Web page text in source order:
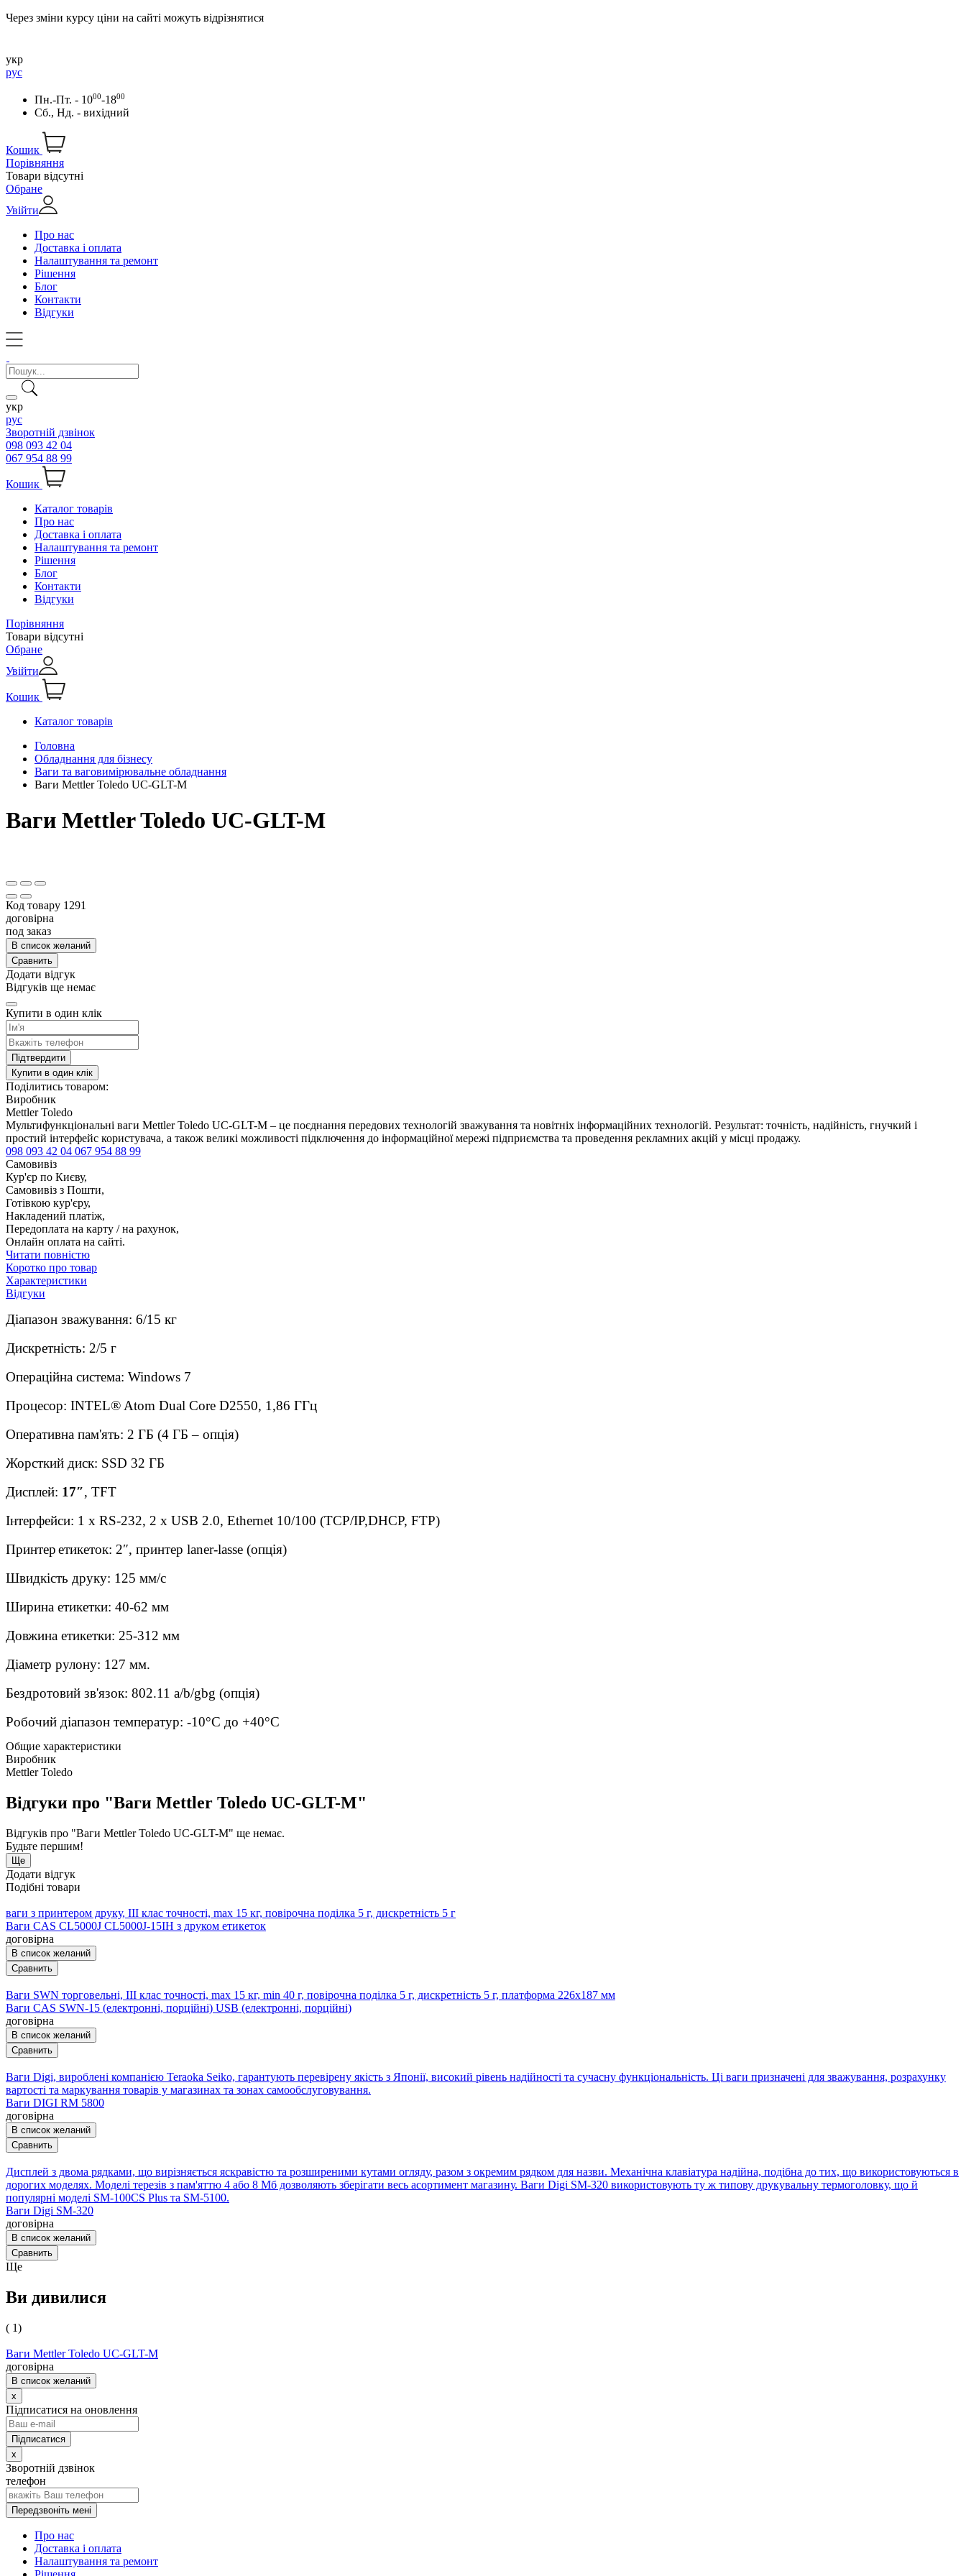
Через зміни курсу ціни на сайті можуть відрізнятися
укр
рус
Пн.-Пт. - 1000-1800
Сб., Нд. - вихідний
Кошик
Порівняння
Товари відсутні
Обране
Увійти
Про нас
Доставка і оплата
Налаштування та ремонт
Рішення
Блог
Контакти
Відгуки
укр
рус
Зворотній дзвінок
098 093 42 04
067 954 88 99
Кошик
Каталог товарів
Про нас
Доставка і оплата
Налаштування та ремонт
Рішення
Блог
Контакти
Відгуки
Порівняння
Товари відсутні
Обране
Увійти
Кошик
Каталог товарів
Головна
Обладнання для бізнесу
Ваги та ваговимірювальне обладнання
Ваги Mettler Toledo UC-GLT-M
Ваги Mettler Toledo UC-GLT-M
Код товару 1291
договірна
под заказ
В список желаний
Сравнить
Додати відгук
Відгуків ще немає
Купити в один клік
Підтвердити
Купити в один клік
Поділитись товаром:
Виробник
Mettler Toledo
Мультифункціональні ваги Mettler Toledo UC-GLT-M – це поєднання передових технологій зважування та новітніх інформаційних технологій. Результат: точність, надійність, гнучкий і
простий інтерфейс користувача, а також великі можливості підключення до інформаційної мережі підприємства та проведення рекламних акцій у місці продажу.
098 093 42 04 067 954 88 99
Самовивіз
Кур'єр по Києву,
Самовивіз з Пошти,
Готівкою кур'єру,
Накладений платіж,
Передоплата на карту / на рахунок,
Онлайн оплата на сайті.
Читати повністю
Коротко про товар
Характеристики
Відгуки
Діапазон зважування: 6/15 кг
Дискретність: 2/5 г
Операційна система: Windows 7
Процесор: INTEL® Atom Dual Core D2550, 1,86 ГГц
Оперативна пам'ять: 2 ГБ (4 ГБ – опція)
Жорсткий диск: SSD 32 ГБ
Дисплей: 17″, TFT
Інтерфейси: 1 x RS-232, 2 x USB 2.0, Ethernet 10/100 (TCP/IP,DHCP, FTP)
Принтеретикеток: 2″, принтер laner-lasse (опція)
Швидкість друку: 125 мм/с
Ширина етикетки: 40-62 мм
Довжина етикетки: 25-312 мм
Діаметр рулону: 127 мм.
Бездротовий зв'язок: 802.11 a/b/gbg (опція)
Робочий діапазон температур: -10°С до +40°С
Общие характеристики
Виробник
Mettler Toledo
Відгуки про "Ваги Mettler Toledo UC-GLT-M"
Відгуків про "Ваги Mettler Toledo UC-GLT-M" ще немає.
Будьте першим!
Ще
Додати відгук
Подібні товари
ваги з принтером друку, III клас точності, max 15 кг, повірочна поділка 5 г, дискретність 5 г
Ваги CAS CL5000J CL5000J-15IH з друком етикеток
договірна
В список желаний
Сравнить
Ваги SWN торговельні, III клас точності, max 15 кг, min 40 г, повірочна поділка 5 г, дискретність 5 г, платформа 226х187 мм
Ваги CAS SWN-15 (електронні, порційні) USB (електронні, порційні)
договірна
В список желаний
Сравнить
Ваги Digi, вироблені компанією Teraoka Seiko, гарантують перевірену якість з Японії, високий рівень надійності та сучасну функціональність. Ці ваги призначені для зважування, розрахунку
вартості та маркування товарів у магазинах та зонах самообслуговування.
Ваги DIGI RM 5800
договірна
В список желаний
Сравнить
Дисплей з двома рядками, що вирізняється яскравістю та розширеними кутами огляду, разом з окремим рядком для назви. Механічна клавіатура надійна, подібна до тих, що використовуються в
дорогих моделях. Моделі терезів з пам'яттю 4 або 8 Мб дозволяють зберігати весь асортимент магазину. Ваги Digi SM-320 використовують ту ж типову друкувальну термоголовку, що й
популярні моделі SM-100CS Plus та SM-5100.
Ваги Digi SM-320
договірна
В список желаний
Сравнить
Ще
Ви дивилися
( 1)
Ваги Mettler Toledo UC-GLT-M
договірна
В список желаний
x
Підписатися на оновлення
x
Зворотній дзвінок
телефон
Передзвоніть мені
Про нас
Доставка і оплата
Налаштування та ремонт